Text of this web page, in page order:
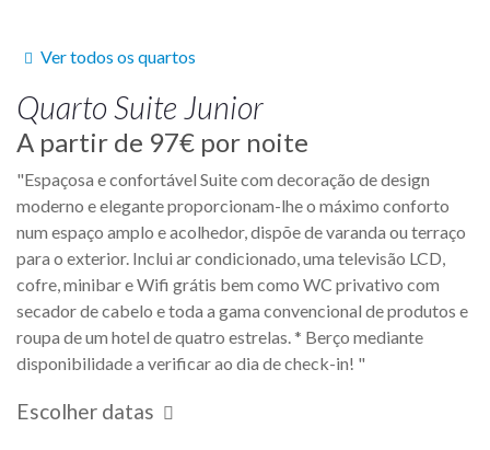
Ver todos os quartos
QuartoSuite Junior
A partir de 97€ por noite
"Espaçosa e confortável Suite com decoração de design
moderno e elegante proporcionam-lhe o máximo conforto
num espaço amplo e acolhedor, dispõe de varanda ou terraço
para o exterior. Inclui ar condicionado, uma televisão LCD,
cofre, minibar e Wifi grátis bem como WC privativo com
secador de cabelo e toda a gama convencional de produtos e
roupa de um hotel de quatro estrelas. * Berço mediante
disponibilidade a verificar ao dia de check-in! "
Escolher datas